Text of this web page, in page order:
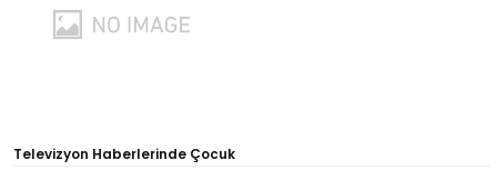
Televizyon Haberlerinde Çocuk